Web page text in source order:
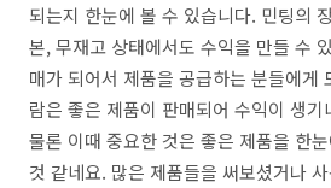
되는지 한눈에 볼 수 있습니다. 민팅의
본, 무재고 상태에서도 수익을 만들 수
매가 되어서 제품을 공급하는 분들에게
람은 좋은 제품이 판매되어 수익이 생
물론 이때 중요한 것은 좋은 제품을 한
것 같네요. 많은 제품들을 써보셨거나